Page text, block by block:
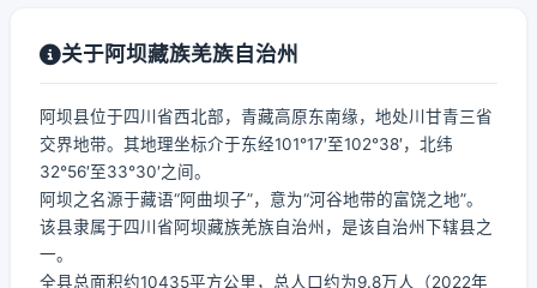
关于阿坝藏族羌族自治州
阿坝县位于四川省西北部，青藏高原东南缘，地处川甘青三省
交界地带。其地理坐标介于东经101°17′至102°38′，北纬
32°56′至33°30′之间。
阿坝之名源于藏语“阿曲坝子”，意为“河谷地带的富饶之地”。
该县隶属于四川省阿坝藏族羌族自治州，是该自治州下辖县之
一。
全县总面积约10435平方公里，总人口约为9.8万人（2022年